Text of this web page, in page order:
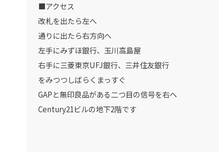
■アクセス
改札を出たら左へ
通りに出たら右方向へ
左手にみずほ銀行、玉川高島屋
右手に三菱東京UFJ銀行、三井住友銀行
をみつつしばらくまっすぐ
GAPと無印良品がある二つ目の信号を右へ
Century21ビルの地下2階です